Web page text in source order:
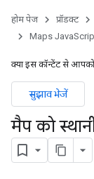
होम पेज प्रॉडक्ट
Maps
क्या इस कॉन्टेंट से
सुझाव भेजें
मैप को